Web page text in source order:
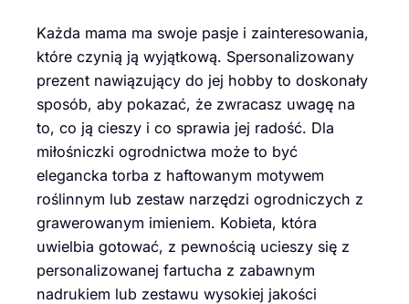
Każda mama ma swoje pasje i zainteresowania,
które czynią ją wyjątkową. Spersonalizowany
prezent nawiązujący do jej hobby to doskonały
sposób, aby pokazać, że zwracasz uwagę na
to, co ją cieszy i co sprawia jej radość. Dla
miłośniczki ogrodnictwa może to być
elegancka torba z haftowanym motywem
roślinnym lub zestaw narzędzi ogrodniczych z
grawerowanym imieniem. Kobieta, która
uwielbia gotować, z pewnością ucieszy się z
personalizowanej fartucha z zabawnym
nadrukiem lub zestawu wysokiej jakości